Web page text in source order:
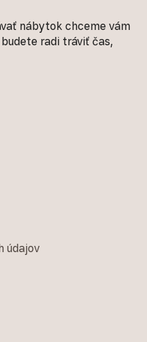
nábytok chceme vám
radi tráviť čas,
údajov